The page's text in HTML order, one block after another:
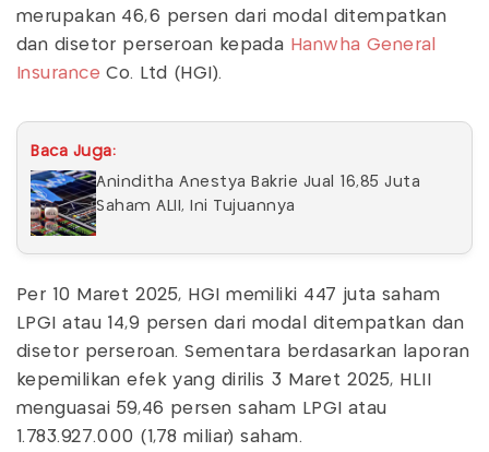
merupakan 46,6 persen dari modal ditempatkan
dan disetor perseroan kepada Hanwha General
Insurance Co. Ltd (HGI).
Baca Juga:
Aninditha Anestya Bakrie Jual 16,85 Juta
Saham ALII, Ini Tujuannya
Per 10 Maret 2025, HGI memiliki 447 juta saham
LPGI atau 14,9 persen dari modal ditempatkan dan
disetor perseroan. Sementara berdasarkan laporan
kepemilikan efek yang dirilis 3 Maret 2025, HLII
menguasai 59,46 persen saham LPGI atau
1.783.927.000 (1,78 miliar) saham.